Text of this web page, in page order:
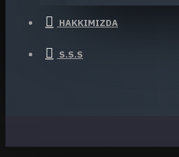
HAKKIMIZDA
S.S.S